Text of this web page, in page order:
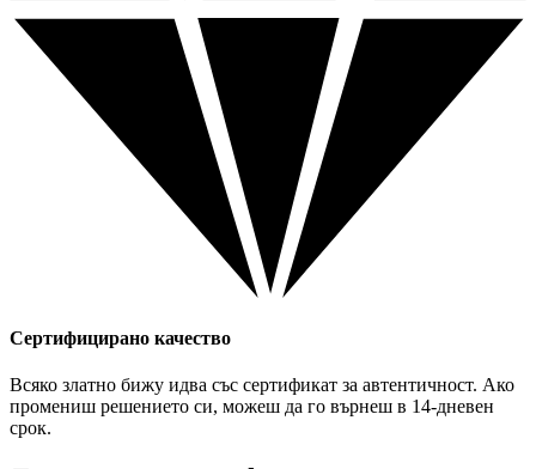
Сертифицирано качество
Всяко златно бижу идва със сертификат за автентичност. Ако
промениш решението си, можеш да го върнеш в 14-дневен
срок.